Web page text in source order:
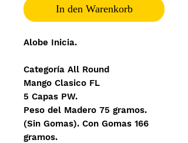
In den Warenkorb
Alobe Inicia.
Categoría All Round
Mango Clasico FL
5 Capas PW.
Peso del Madero 75 gramos.
(Sin Gomas). Con Gomas 166
gramos.